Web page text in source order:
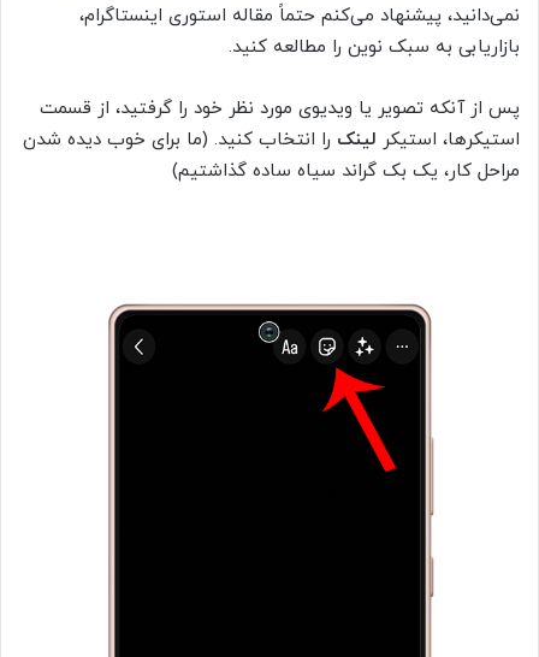
نمی‌دانید، پیشنهاد می‌کنم حتماً مقاله استوری اینستاگرام،
بازاریابی به سبک نوین را مطالعه کنید.
پس از آنکه تصویر یا ویدیوی مورد نظر خود را گرفتید، از قسمت
استیکرها، استیکر لینک را انتخاب کنید. (ما برای خوب دیده شدن
مراحل کار، یک بک گراند سیاه ساده گذاشتیم)